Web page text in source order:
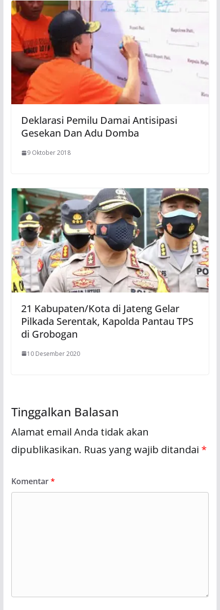
Deklarasi Pemilu Damai Antisipasi
Gesekan Dan Adu Domba
9 Oktober 2018
21 Kabupaten/Kota di Jateng Gelar
Pilkada Serentak, Kapolda Pantau TPS
di Grobogan
10 Desember 2020
Tinggalkan Balasan
Alamat email Anda tidak akan
dipublikasikan. Ruas yang wajib ditandai *
Komentar*